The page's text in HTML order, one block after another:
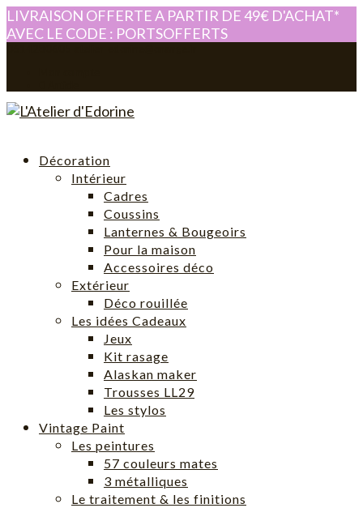
LIVRAISON OFFERTE A PARTIR DE 49€ D'ACHAT*
AVEC LE CODE : PORTSOFFERTS
Décoration
Intérieur
Cadres
Coussins
Lanternes & Bougeoirs
Pour la maison
Accessoires déco
Extérieur
Déco rouillée
Les idées Cadeaux
Jeux
Kit rasage
Alaskan maker
Trousses LL29
Les stylos
Vintage Paint
Les peintures
57 couleurs mates
3 métalliques
Le traitement & les finitions